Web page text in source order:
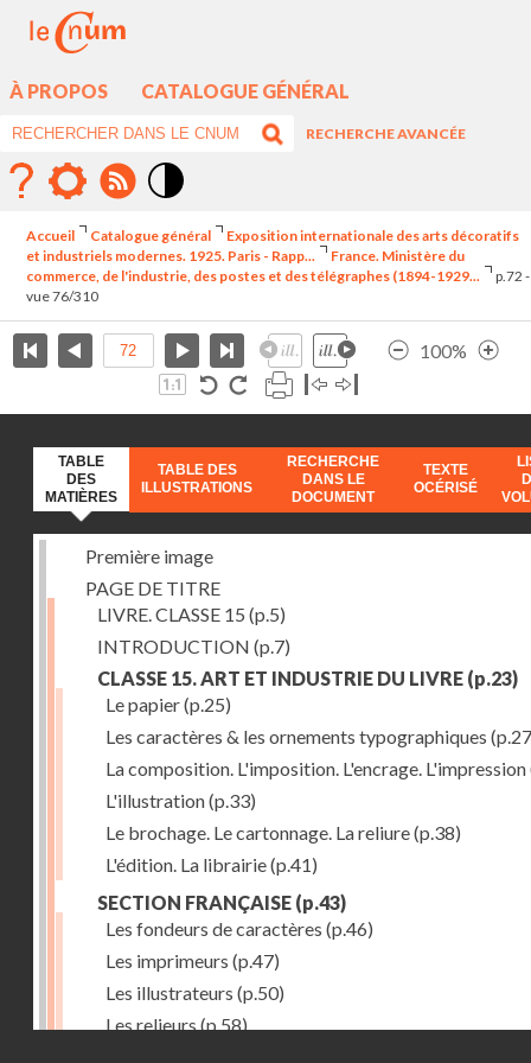
À PROPOS CATALOGUE GÉNÉRAL
RECHERCHE AVANCÉE
élévé
Accueil Catalogue général
Exposition internationale des arts décoratifs
et industriels modernes. 1925. Paris - Rapp...
France. Ministère du
commerce, de l'industrie, des postes et des télégraphes (1894-1929...
p.72 -
vue 76/310
100%
TABLE
DES
MATIÈRES
TABLE DES
ILLUSTRATIONS
RECHERCHE
DANS LE
DOCUMENT
TEXTE
OCÉRISÉ
Première image
PAGE DE TITRE
LIVRE. CLASSE 15 (p.5)
INTRODUCTION (p.7)
CLASSE 15. ART ET INDUSTRIE DU LIVRE (p.23)
Le papier(p.25)
Les caractères & les ornements typographiques
La composition. L'imposition. L'encrage. L'impression
L'illustration(p.33)
Le brochage. Le cartonnage. La reliure(p.38)
L'édition. La librairie(p.41)
SECTION FRANÇAISE (p.43)
Les fondeurs de caractères (p.46)
Les imprimeurs (p.47)
Les illustrateurs (p.50)
Les relieurs (p.58)